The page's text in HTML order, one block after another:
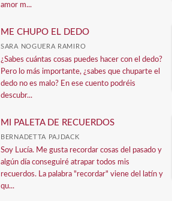
amor m...
ME CHUPO EL DEDO
SARA NOGUERA RAMIRO
¿Sabes cuántas cosas puedes hacer con el dedo?
Pero lo más importante, ¿sabes que chuparte el
dedo no es malo? En ese cuento podréis
descubr...
MI PALETA DE RECUERDOS
BERNADETTA PAJDACK
Soy Lucía. Me gusta recordar cosas del pasado y
algún día conseguiré atrapar todos mis
recuerdos. La palabra "recordar" viene del latín y
qu...